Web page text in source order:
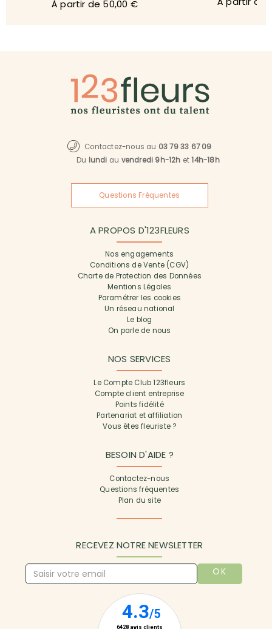
À partir de 50,00 €
Contactez-nous au 03 79 33 67 09
Du lundi au vendredi 9h-12h et14h-18h
Questions Fréquentes
A PROPOS D'123FLEURS
Nos engagements
Conditions de Vente (CGV)
Charte de Protection des Données
Mentions Légales
Paramétrer les cookies
Un réseau national
Le blog
On parle de nous
NOS SERVICES
Le Compte Club 123fleurs
Compte client entreprise
Points fidélité
Partenariat et affiliation
Vous êtes fleuriste ?
BESOIN D'AIDE ?
Contactez-nous
Questions fréquentes
Plan du site
RECEVEZ NOTRE NEWSLETTER
OK